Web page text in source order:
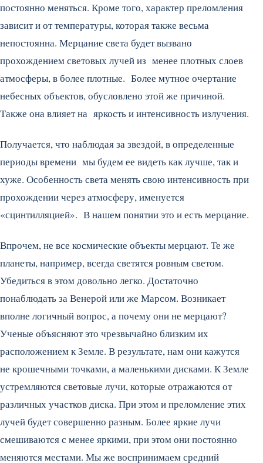
постоянно меняться. Кроме того, характер преломления
зависит и от температуры, которая также весьма
непостоянна. Мерцание света будет вызвано
прохождением световых лучей из менее плотных слоев
атмосферы, в более плотные. Более мутное очертание
небесных объектов, обусловлено этой же причиной.
Также она влияет на яркость и интенсивность излучения.
Получается, что наблюдая за звездой, в определенные
периоды времени мы будем ее видеть как лучше, так и
хуже. Особенность света менять свою интенсивность при
прохождении через атмосферу, именуется
«сцинтилляцией». В нашем понятии это и есть мерцание.
Впрочем, не все космические объекты мерцают. Те же
планеты, например, всегда светятся ровным светом.
Убедиться в этом довольно легко. Достаточно
понаблюдать за Венерой или же Марсом. Возникает
вполне логичный вопрос, а почему они не мерцают?
Ученые объясняют это чрезвычайно близким их
расположением к Земле. В результате, нам они кажутся
не крошечными точками, а маленькими дисками. К Земле
устремляются световые лучи, которые отражаются от
различных участков диска. При этом и преломление этих
лучей будет совершенно разным. Более яркие лучи
смешиваются с менее яркими, при этом они постоянно
меняются местами. Мы же воспринимаем средний